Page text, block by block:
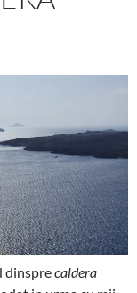
dinsprecaldera